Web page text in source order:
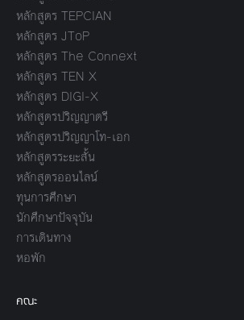
หลักสูตร TEPCIAN
หลักสูตร JToP
หลักสูตร The Connext
หลักสูตร TEN X
หลักสูตร DIGI-X
หลักสูตรปริญญาตรี
หลักสูตรปริญญาโท-เอก
หลักสูตรระยะสั้น
หลักสูตรออนไลน์
ทุนการศึกษา
นักศึกษาปัจจุบัน
การเดินทาง
หอพัก
คณะ